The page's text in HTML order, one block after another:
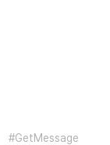
GetMessage